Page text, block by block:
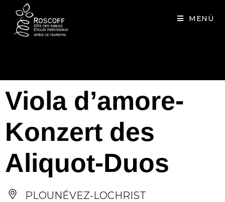
MENÜ
Viola d’amore-
Konzert des
Aliquot-Duos
PLOUNÉVEZ-LOCHRIST
Cookies management panel